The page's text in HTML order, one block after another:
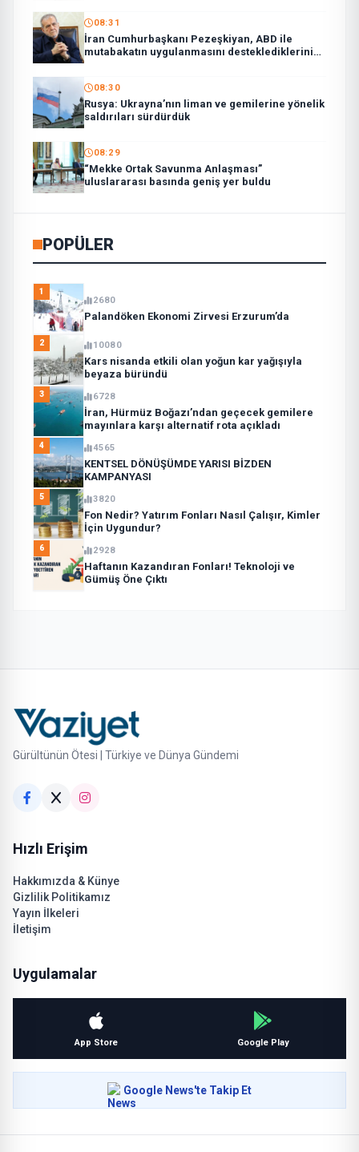
08:31
İran Cumhurbaşkanı Pezeşkiyan, ABD ile
mutabakatın uygulanmasını desteklediklerini
08:30
Rusya: Ukrayna’nın liman ve gemilerine yönelik
saldırıları sürdürdük
08:29
“Mekke Ortak Savunma Anlaşması”
uluslararası basında geniş yer buldu
POPÜLER
1
2680
Palandöken Ekonomi Zirvesi Erzurum’da
2 10080
Kars nisanda etkili olan yoğun kar yağışıyla
beyaza büründü
3 6728
İran, Hürmüz Boğazı’ndan geçecek gemilere
mayınlara karşı alternatif rota açıkladı
4 4565
KENTSEL DÖNÜŞÜMDE YARISI BİZDEN
KAMPANYASI
5 3820
Fon Nedir? Yatırım Fonları Nasıl Çalışır, Kimler
İçin Uygundur?
6 2928
Haftanın Kazandıran Fonları! Teknoloji ve
Gümüş Öne Çıktı
Gürültünün Ötesi | Türkiye ve Dünya Gündemi
Hızlı Erişim
Hakkımızda & Künye
Gizlilik Politikamız
Yayın İlkeleri
İletişim
Uygulamalar
App Store Google Play
Google News'te Takip Et